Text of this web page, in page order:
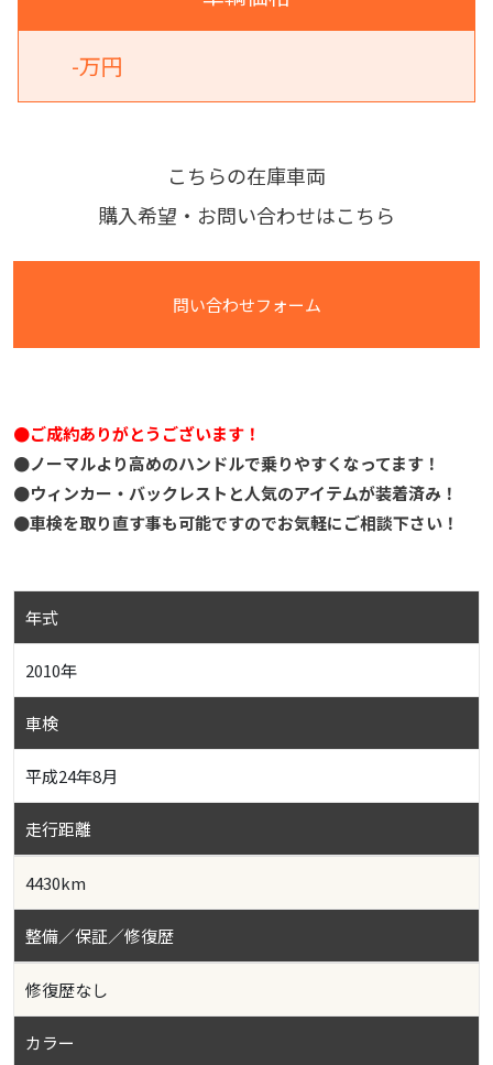
-万円
こちらの在庫車両
購入希望・お問い合わせはこちら
問い合わせフォーム
●ご成約ありがとうございます！
●ノーマルより高めのハンドルで乗りやすくなってます！
●ウィンカー・バックレストと人気のアイテムが装着済み！
●車検を取り直す事も可能ですのでお気軽にご相談下さい！
年式
2010年
車検
平成24年8月
走行距離
4430km
整備／保証／修復歴
修復歴なし
カラー